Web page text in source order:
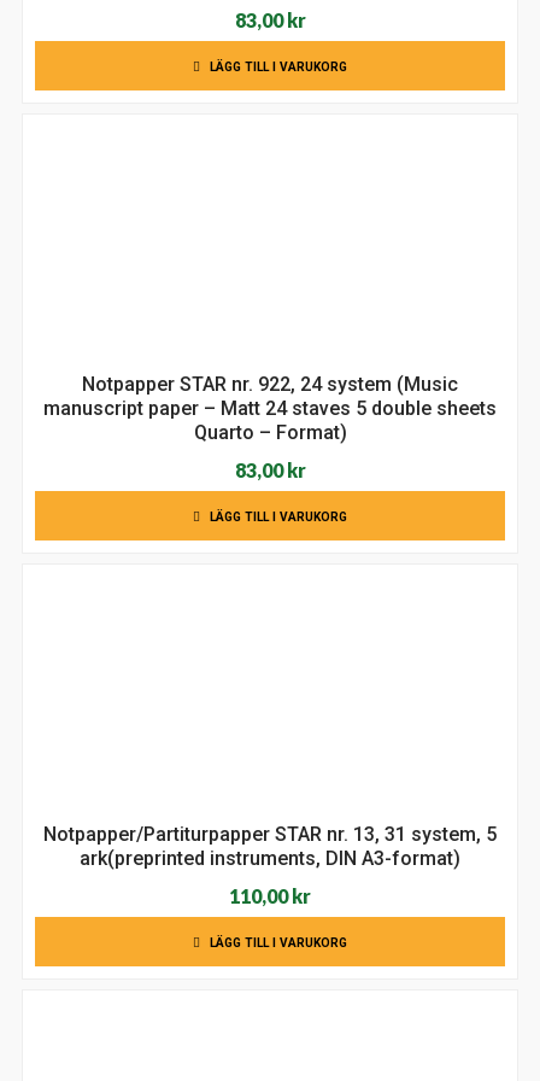
83,00kr
LÄGG TILL I VARUKORG
Notpapper STAR nr. 922, 24 system (Music
manuscript paper – Matt 24 staves 5 double sheets
Quarto – Format)
83,00kr
LÄGG TILL I VARUKORG
Notpapper/Partiturpapper STAR nr. 13, 31 system, 5
ark(preprinted instruments, DIN A3-format)
110,00kr
LÄGG TILL I VARUKORG